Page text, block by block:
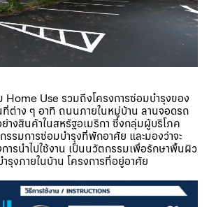
Home Use รวมถึงโครงการซ่อมบำรุงของ
ต่าง ๆ อาทิ ถนนภายในหมู่บ้าน ลานจอดรถ
ย่างสินค้าในสหรัฐอเมริกา ซึ่งกลุ่มผู้บริโภค
รรมการซ่อมบำรุงที่พักอาศัย และมองว่าจะ
การนำไปใช้งาน เป็นนวัตกรรมเพื่อรักษาพื้นผิว
งภายในบ้าน โครงการที่อยู่อาศัย